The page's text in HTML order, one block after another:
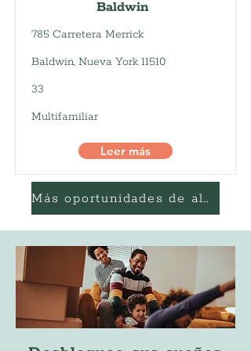
Baldwin
785 Carretera Merrick
Baldwin, Nueva York 11510
33
Multifamiliar
Leer más
Más oportunidades de alquiler